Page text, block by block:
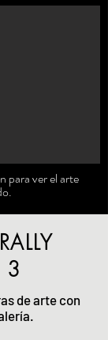
para ver el arte
3
de arte con